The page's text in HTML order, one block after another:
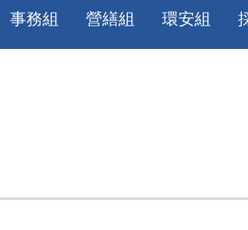
事務組 營繕組 環安組